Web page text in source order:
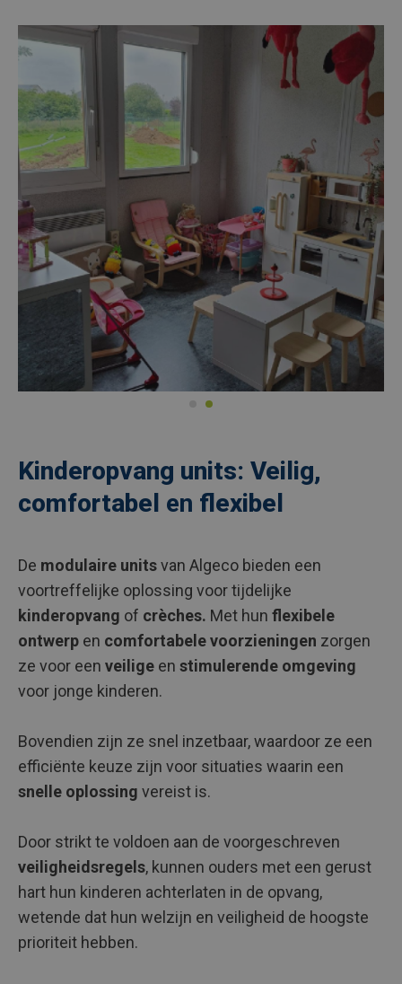
Kinderopvang units: Veilig,
comfortabel en flexibel
De modulaire unitsvan Algeco bieden een
voortreffelijke oplossing voor tijdelijke
kinderopvang of crèches. Met hun flexibele
ontwerp en comfortabele voorzieningen zorgen
ze voor een veilige en stimulerende omgeving
voor jonge kinderen.
Bovendien zijn ze snel inzetbaar, waardoor ze een
efficiënte keuze zijn voor situaties waarin een
snelle oplossing vereist is.
Door strikt te voldoen aan de voorgeschreven
veiligheidsregels, kunnen ouders met een gerust
hart hun kinderen achterlaten in de opvang,
wetende dat hun welzijn en veiligheid de hoogste
prioriteit hebben.